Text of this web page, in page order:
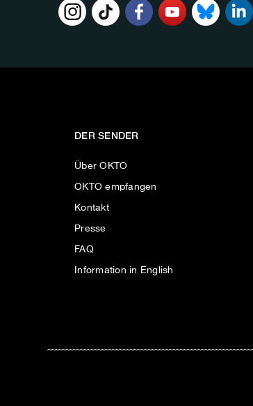
DER SENDER
Über OKTO
OKTO empfangen
Kontakt
Presse
FAQ
Information in English